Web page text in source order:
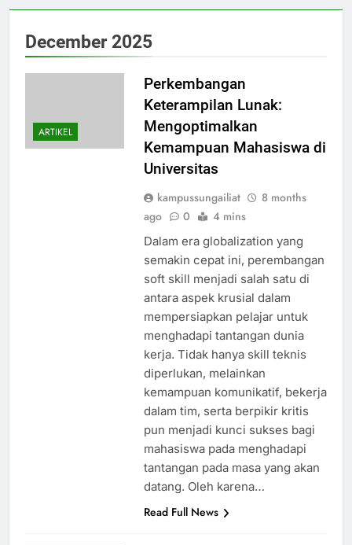
December 2025
ARTIKEL
Perkembangan
Keterampilan Lunak:
Mengoptimalkan
Kemampuan Mahasiswa di
Universitas
kampussungailiat
8 months
ago
0 4 mins
Dalam era globalization yang
semakin cepat ini, perembangan
soft skill menjadi salah satu di
antara aspek krusial dalam
mempersiapkan pelajar untuk
menghadapi tantangan dunia
kerja. Tidak hanya skill teknis
diperlukan, melainkan
kemampuan komunikatif, bekerja
dalam tim, serta berpikir kritis
pun menjadi kunci sukses bagi
mahasiswa pada menghadapi
tantangan pada masa yang akan
datang. Oleh karena…
Read Full News